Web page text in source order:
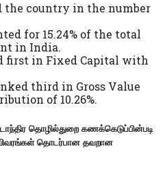
the country in the number
for 15.24% of the total
in India.
first in Fixed Capital with
third in Gross Value
of 10.26%.
தொழில்துறை கணக்கெடுப்பின்படி
விவரங்கள் தொடர்பான தவறான